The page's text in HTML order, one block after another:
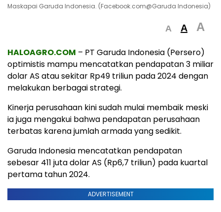
Maskapai Garuda Indonesia. (Facebook.com@Garuda Indonesia)
A A A
HALOAGRO.COM – PT Garuda Indonesia (Persero)
optimistis mampu mencatatkan pendapatan 3 miliar
dolar AS atau sekitar Rp49 triliun pada 2024 dengan
melakukan berbagai strategi.
Kinerja perusahaan kini sudah mulai membaik meski
ia juga mengakui bahwa pendapatan perusahaan
terbatas karena jumlah armada yang sedikit.
Garuda Indonesia mencatatkan pendapatan
sebesar 411 juta dolar AS (Rp6,7 triliun) pada kuartal
pertama tahun 2024.
ADVERTISEMENT